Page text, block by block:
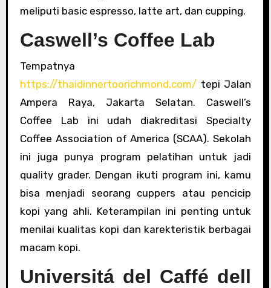
meliputi basic espresso, latte art, dan cupping.
Caswell’s Coffee Lab
Tempatnya
https://thaidinnertoorichmond.com/tepi Jalan
Ampera Raya, Jakarta Selatan. Caswell’s
Coffee Lab ini udah diakreditasi Specialty
Coffee Association of America (SCAA). Sekolah
ini juga punya program pelatihan untuk jadi
quality grader. Dengan ikuti program ini, kamu
bisa menjadi seorang cuppers atau pencicip
kopi yang ahli. Keterampilan ini penting untuk
menilai kualitas kopi dan karekteristik berbagai
macam kopi.
Universitá del Caffé dell